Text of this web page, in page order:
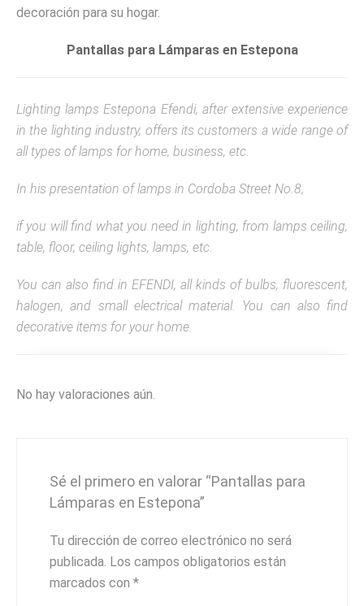
decoración para su hogar.
Pantallas para Lámparas en Estepona
Lighting lamps Estepona Efendi, after extensive experience
in the lighting industry, offers its customers a wide range of
all types of lamps for home, business, etc.
In his presentation of lamps in Cordoba Street No.8,
if you will find what you need in lighting, from lamps ceiling,
table, floor, ceiling lights, lamps, etc.
You can also find in EFENDI, all kinds of bulbs, fluorescent,
halogen, and small electrical material. You can also find
decorative items for your home.
No hay valoraciones aún.
Sé el primero en valorar “Pantallas para
Lámparas en Estepona”
Tu dirección de correo electrónico no será
publicada. Los campos obligatorios están
marcados con *